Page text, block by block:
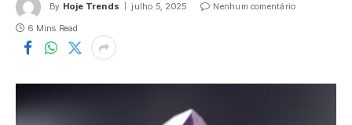
By Hoje Trends julho 5, 2025
Nenhum comentário
6 Mins Read